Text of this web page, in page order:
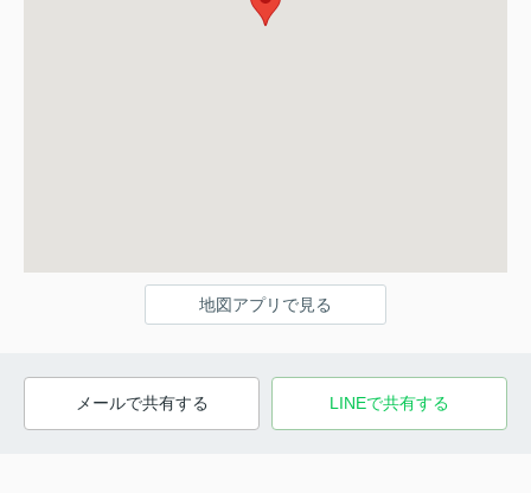
地図アプリで見る
メールで共有する LINEで共有する